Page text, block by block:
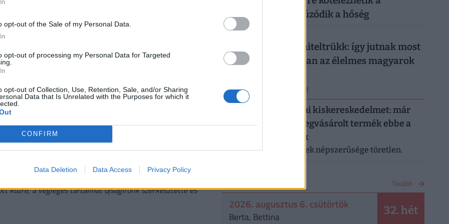
opt-out of the Sale of my Personal Data.
opt-out of processing my Personal Data for Targeted
opt-out of Collection, Use, Retention, Sale, and/or Sharing
Data that Is Unrelated with the Purposes for which it
CONFIRM
Data Deletion Data Access Privacy Policy
produkálta, a negyedik mérkőzést például
közvetítésen keresztül. A szombati
kísérte figyelemmel. A Knicks az 1973-as
harmadik NBA-címét ünnepelhette, amelyet
jelentős hátrányból fordítva
#győzelem #kosárlabda
közre, a végleges tartalmat újságírónk szerkesztette és
dolgozókat, ha elhúzódik a hőség
Működik a legális hiteltrükk: így jutnak most
milliókhoz olcsóbban az élelmes magyarok
ERRŐL NE MARADJ LE!
Letarolták az európai kiskereskedelmet: már
minden második megvásárolt termék ebbe a
kategóriába tartozik
A saját márkás termékek népszerűsége töretlen.
Tovább
2026. augusztus 6. csütörtök
Berta, Bettina 32. hét